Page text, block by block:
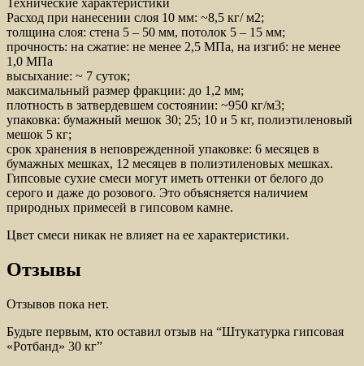
Технические характеристики
Расход при нанесении слоя 10 мм: ~8,5 кг/ м2;
толщина слоя: стена 5 – 50 мм, потолок 5 – 15 мм;
прочность: на сжатие: не менее 2,5 МПа, на изгиб: не менее
1,0 МПа
высыхание: ~ 7 суток;
максимальный размер фракции: до 1,2 мм;
плотность в затвердевшем состоянии: ~950 кг/м3;
упаковка: бумажный мешок 30; 25; 10 и 5 кг, полиэтиленовый
мешок 5 кг;
срок хранения в неповрежденной упаковке: 6 месяцев в
бумажных мешках, 12 месяцев в полиэтиленовых мешках.
Гипсовые сухие смеси могут иметь оттенки от белого до
серого и даже до розового. Это объясняется наличием
природных примесей в гипсовом камне.
Цвет смеси никак не влияет на ее характеристики.
Отзывы
Отзывов пока нет.
Будьте первым, кто оставил отзыв на “Штукатурка гипсовая
«Ротбанд» 30 кг”